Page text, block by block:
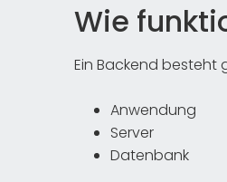
Wie
Ein Backend besteht
Anwendung
Server
Datenbank